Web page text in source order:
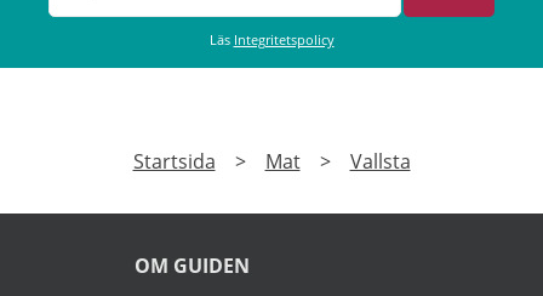
Läs Integritetspolicy
Startsida > Mat > Vallsta
OM GUIDEN